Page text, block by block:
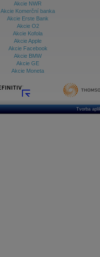
Akcie NWR
Akcie Komerční banka
Akcie Erste Bank
Akcie O2
Akcie Kofola
Akcie Apple
Akcie Facebook
Akcie BMW
Akcie GE
Akcie Moneta
Tvorba